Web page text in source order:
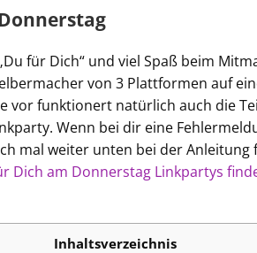
für Dich“ und viel Spaß beim
von 3 Plattformen auf
vor funktionert natürlich auch die
Wenn bei dir eine
mal weiter unten bei der Anleitung
Dich am Donnerstag Linkpartys
Inhaltsverzeichnis